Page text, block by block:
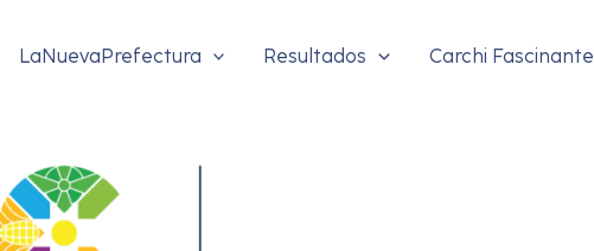
LaNuevaPrefectura Resultados Carchi Fascinante